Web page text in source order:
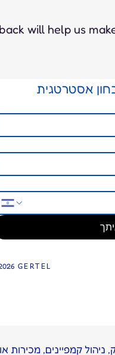
will help us
אסטרטגית
GERTEL
קמפיינים, מכירות